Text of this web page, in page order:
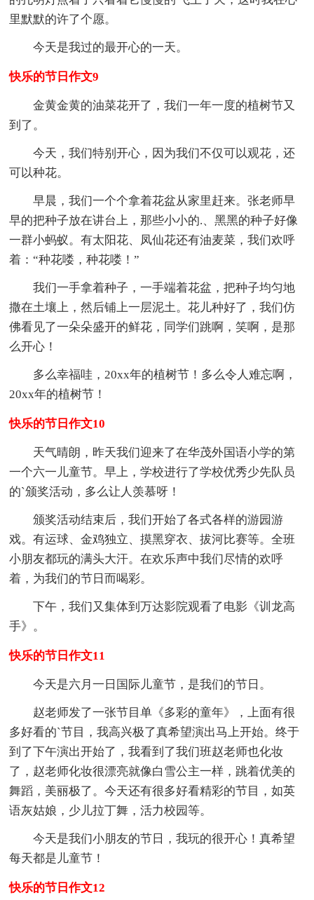
里默默的许了个愿。
今天是我过的最开心的一天。
快乐的节日作文9
金黄金黄的油菜花开了，我们一年一度的植树节又
到了。
今天，我们特别开心，因为我们不仅可以观花，还
可以种花。
早晨，我们一个个拿着花盆从家里赶来。张老师早
早的把种子放在讲台上，那些小小的.、黑黑的种子好像
一群小蚂蚁。有太阳花、凤仙花还有油麦菜，我们欢呼
着：“种花喽，种花喽！”
我们一手拿着种子，一手端着花盆，把种子均匀地
撒在土壤上，然后铺上一层泥土。花儿种好了，我们仿
佛看见了一朵朵盛开的鲜花，同学们跳啊，笑啊，是那
么开心！
多么幸福哇，20xx年的植树节！多么令人难忘啊，
20xx年的植树节！
快乐的节日作文10
天气晴朗，昨天我们迎来了在华茂外国语小学的第
一个六一儿童节。早上，学校进行了学校优秀少先队员
的`颁奖活动，多么让人羡慕呀！
颁奖活动结束后，我们开始了各式各样的游园游
戏。有运球、金鸡独立、摸黑穿衣、拔河比赛等。全班
小朋友都玩的满头大汗。在欢乐声中我们尽情的欢呼
着，为我们的节日而喝彩。
下午，我们又集体到万达影院观看了电影《训龙高
手》。
快乐的节日作文11
今天是六月一日国际儿童节，是我们的节日。
赵老师发了一张节目单《多彩的童年》，上面有很
多好看的`节目，我高兴极了真希望演出马上开始。终于
到了下午演出开始了，我看到了我们班赵老师也化妆
了，赵老师化妆很漂亮就像白雪公主一样，跳着优美的
舞蹈，美丽极了。今天还有很多好看精彩的节目，如英
语灰姑娘，少儿拉丁舞，活力校园等。
今天是我们小朋友的节日，我玩的很开心！真希望
每天都是儿童节！
快乐的节日作文12